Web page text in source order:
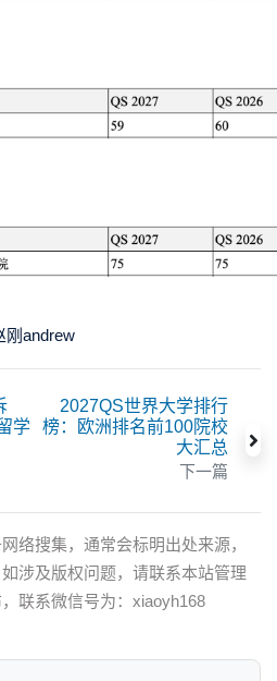
刚andrew
学
2027QS世界大学排行
榜：欧洲排名前100院校
大汇总
下一篇
络搜集，通常会标明出处来源，
涉及版权问题，请联系本站管理
联系微信号为：xiaoyh168